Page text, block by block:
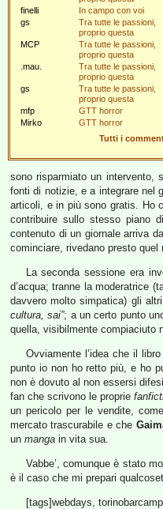
finelli
In campo con voi
gs
Tra tutte le passioni,
proprio questa
MCP
Tra tutte le passioni,
proprio questa
.mau.
Tra tutte le passioni,
proprio questa
gs
Tra tutte le passioni,
proprio questa
mfp
GTT horror
Mirko
GTT horror
Tutti i
sono risparmiato un intervento,
fonti di notizie, e a integrare nel
articoli, e in più sono gratis. Ho
contribuire sullo stesso piano
contenuto di un giornale arriva
cominciare, rivedano presto
La seconda sessione era
d’acqua; tranne la moderatrice
davvero molto simpatica) gli
cultura, sai”; a un certo punto
quella, visibilmente compiaciuto
Ovviamente l’idea che il
punto io non ho retto più, e ho
non è dovuto al non essersi
fan che scrivono le proprie
un pericolo per le vendite,
mercato trascurabile e che
un manga in vita sua.
Vabbe’, comunque è stato
è il caso che mi prepari
[tags]webdays,